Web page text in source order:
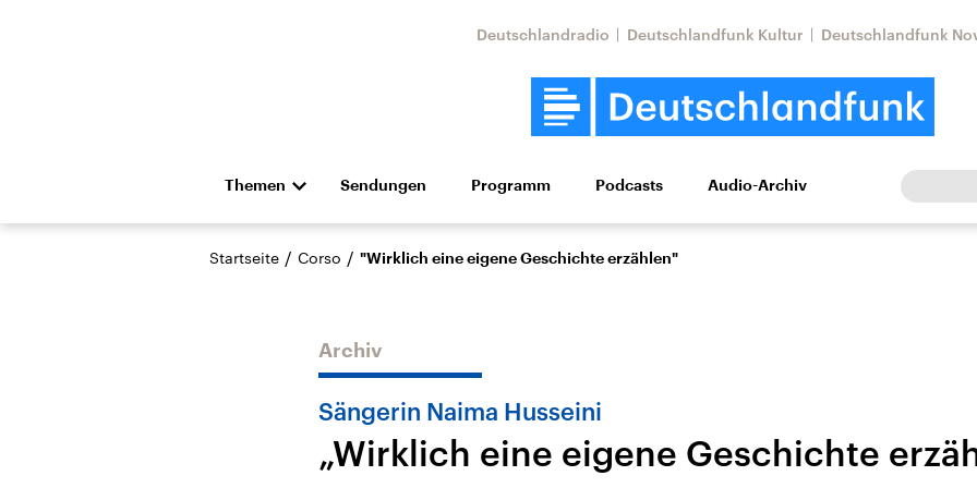
Deutschlandradio Deutschlandfunk Kultur Deutschlandfunk
Themen
Die Nachrichten Politik Wirtschaft Wissen Kultur Europa
Hörspiel und Feature Musik
Landtagswahl Sachsen-
Anhalt 2026
USA
Nahostkonflikt
Iran
Sendungen Programm Podcasts Audio-Archiv
Startseite / Corso / "Wirklich eine eigene Geschichte erzählen"
Archiv
Sängerin Naima Husseini
„Wirklich eine eigene Geschichte